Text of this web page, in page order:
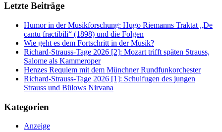
Letzte Beiträge
Humor in der Musikforschung: Hugo Riemanns Traktat „De
cantu fractibili“ (1898) und die Folgen
Wie geht es dem Fortschritt in der Musik?
Richard-Strauss-Tage 2026 [2]: Mozart trifft späten Strauss,
Salome als Kammeroper
Henzes Requiem mit dem Münchner Rundfunkorchester
Richard-Strauss-Tage 2026 [1]: Schulfugen des jungen
Strauss und Bülows Nirvana
Kategorien
Anzeige